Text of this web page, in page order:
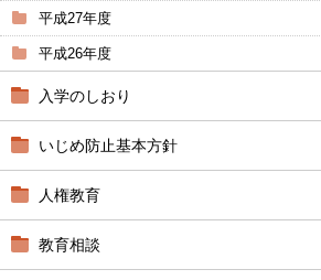
平成27年度
平成26年度
入学のしおり
いじめ防止基本方針
人権教育
教育相談